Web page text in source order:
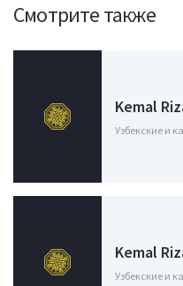
Смотрите также
Kemal
Узбекские и
Kemal
Узбекские и